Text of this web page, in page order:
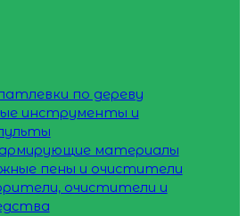
по дереву
инструменты и
материалы
пены и очистители
очистители и